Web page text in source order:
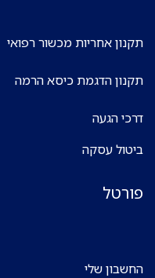
תקנון אחריות מכשור רפואי
תקנון הדגמת כיסא הרמה
דרכי הגעה
ביטול עסקה
פורטל
החשבון שלי